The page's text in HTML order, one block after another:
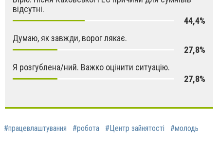
відсутні.
44,4%
Думаю, як завжди, ворог лякає.
27,8%
Я розгублена/ний. Важко оцінити ситуацію.
27,8%
#працевлаштування #робота #Центр зайнятості #молодь